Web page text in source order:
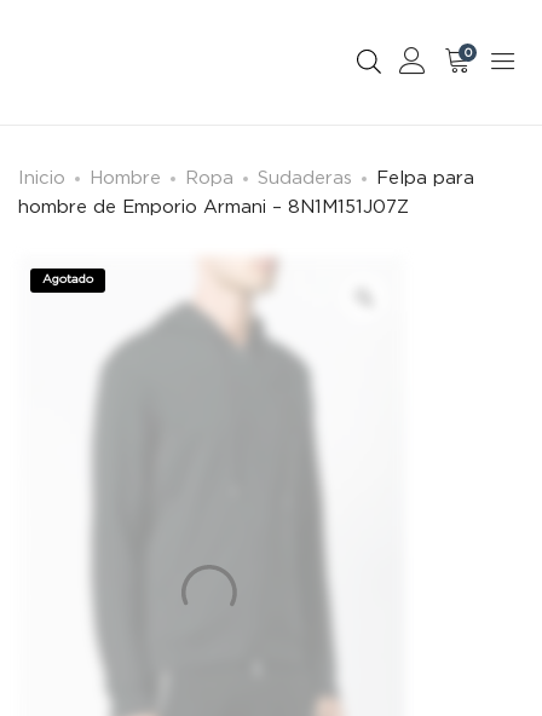
0
Inicio Hombre Ropa Sudaderas
Felpa para
hombre de Emporio Armani – 8N1M151J07Z
Agotado